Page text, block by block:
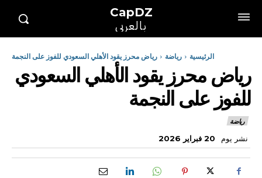
CapDZ
بالعربي
الرئيسية رياضة رياض محرز يقود الأهلي السعودي للفوز على النجمة
رياض محرز يقود الأهلي السعودي
للفوز على النجمة
رياضة
نشر يوم 20 فبراير 2026